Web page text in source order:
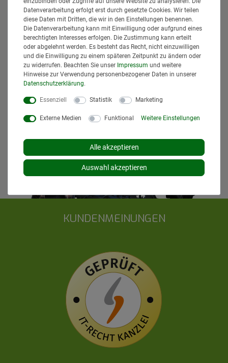
Lieferzeiten gelten für Lieferungen innerhalb Deutschlands.
Die angezeigten Versandkosten beziehen sich auf den
Versand innerhalb Deutschlands, soweit kein anders
Lieferland ausgewählt wurde. Versandkosten und
Lieferzeiten für andere Länder entnehmen Sie bitte
denVersandinformationen.
KUNDENMEINUNGEN
Datenverarbeitung erfolgt erst durch gesetzte Cookies. Wir teilen
diese Daten mit Dritten, die wir in den Einstellungen benennen.
Die Datenverarbeitung kann mit Einwilligung oder aufgrund eines
berechtigten Interesses erfolgen. Die Zustimmung kann erteilt
oder abgelehnt werden. Es besteht das Recht, nicht einzuwilligen
und die Einwilligung zu einem späteren Zeitpunkt zu ändern oder
zu widerrufen. Beachten Sie unser Impressum und weitere
Hinweise zur Verwendung personenbezogener Daten in unserer
Daten­schutz­erklärung.
Essenziell Statistik Marketing
Externe Medien Funktional Weitere Einstellungen
Alle akzeptieren
Auswahl akzeptieren